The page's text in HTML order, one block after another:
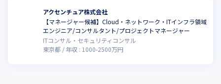
アクセンチュア株式会社
【マネージャー候補】Cloud・ネットワーク・ITインフラ領域
エンジニア/コンサルタント/プロジェクトマネージャー
ITコンサル・セキュリティコンサル
東京都
年収 : 1000-2500万円